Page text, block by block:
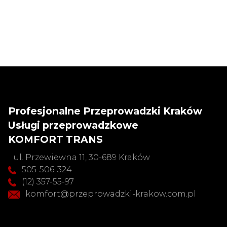
Profesjonalne Przeprowadzki Kraków
Usługi przeprowadzkowe
KOMFORT TRANS
ul. Przewiewna 11, 30-689 Kraków
505-506-324
(12) 357-55-97
komfort@przeprowadzki-krakow.com.pl